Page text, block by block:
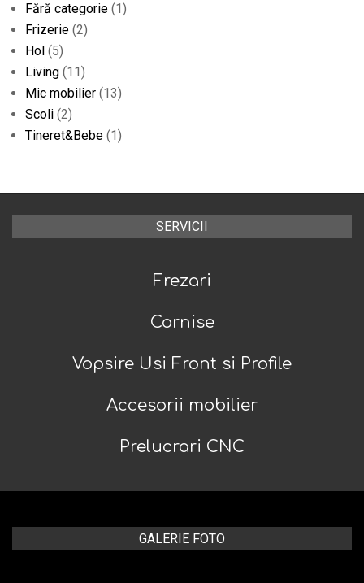
Fără categorie (1)
Frizerie (2)
Hol (5)
Living (11)
Mic mobilier (13)
Scoli (2)
Tineret&Bebe (1)
SERVICII
Frezari
Cornise
Vopsire Usi Front si Profile
Accesorii mobilier
Prelucrari CNC
GALERIE FOTO